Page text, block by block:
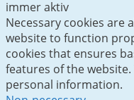
immer aktiv
Necessary cookies are
website to function
cookies that ensures
features of the
personal information.